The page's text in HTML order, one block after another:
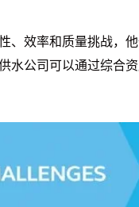
、效率和质量挑战，
水公司可以通过综合